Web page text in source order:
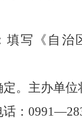
填写《自治
定。主办单位
话 ：